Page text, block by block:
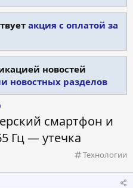
акция с оплатой за
новостей
новостных разделов
смартфон и
Гц — утечка
К
т
Технологии